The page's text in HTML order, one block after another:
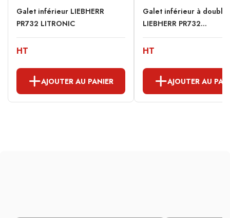
Galet inférieur LIEBHERR
PR732 LITRONIC
HT
AJOUTER AU PANIER
Galet inférieur à
LIEBHERR PR732...
HT
AJOUTER AU